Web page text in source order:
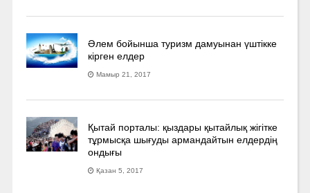
Әлем бойынша туризм дамуынан үштікке
кірген елдер
Мамыр 21, 2017
Қытай порталы: қыздары қытайлық жігітке
тұрмысқа шығуды армандайтын елдердің
ондығы
Қазан 5, 2017